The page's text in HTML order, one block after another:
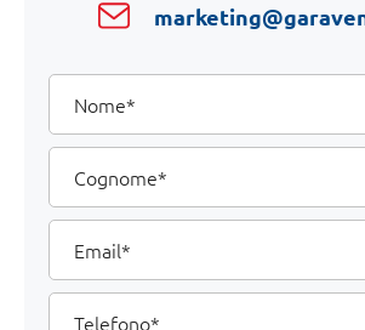
I
tuoi
dati
Nome
Cognome
Email
Telefono